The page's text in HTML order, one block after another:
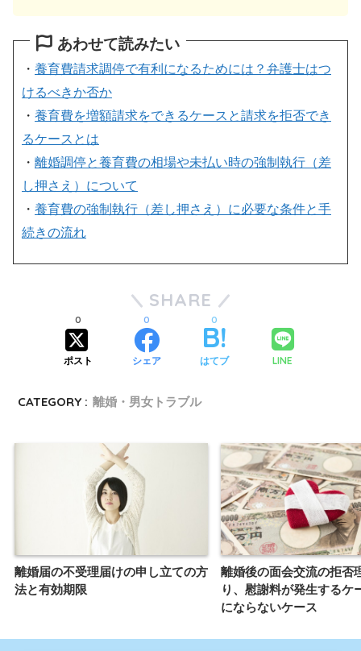
あわせて読みたい
・ 養育費請求調停で有利になるためには？弁護士はつ
けるべきか否か
・ 養育費を増額請求をできるケースと請求を拒否でき
るケースとは
・ 離婚調停と養育費の相場や未払い時の強制執行（差
し押さえ）について
・ 養育費の強制執行（差し押さえ）に必要な条件と手
続きの流れ
SHARE
ポスト
0
シェア
0
はてブ
0
LINE
CATEGORY : 離婚・男女トラブル
離婚届の不受理届けの申し立ての方
法と有効期限
離婚後の面会交流の拒否
り、慰謝料が発生するケ
にならないケース